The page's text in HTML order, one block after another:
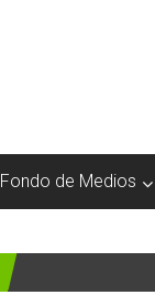
Fondo de Medios